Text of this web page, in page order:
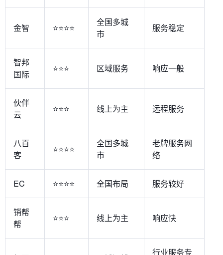
金智 ⭐⭐⭐⭐
全国多城
市
服务稳定
智邦
国际
⭐⭐⭐ 区域服务 响应一般
伙伴
云
⭐⭐⭐ 线上为主 远程服务
八百
客
⭐⭐⭐⭐
全国多城
市
老牌服务网
络
EC ⭐⭐⭐⭐ 全国布局 服务较好
销帮
帮
⭐⭐⭐ 线上为主 响应快
行业服务专